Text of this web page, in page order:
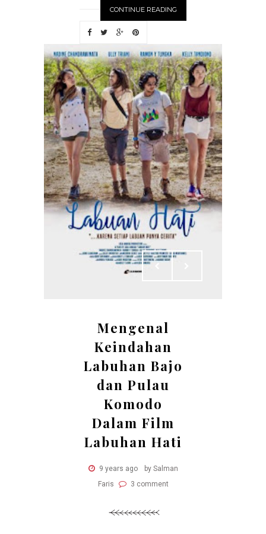
CONTINUE READING
Mengenal
Keindahan
Labuhan Bajo
dan Pulau
Komodo
Dalam Film
Labuhan Hati
9 years ago
by Salman
Faris
3 comment